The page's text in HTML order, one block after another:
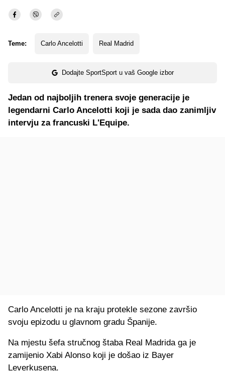
Teme: Carlo Ancelotti Real Madrid
Dodajte SportSport u vaš Google izbor
Jedan od najboljih trenera svoje generacije je
legendarni Carlo Ancelotti koji je sada dao zanimljiv
intervju za francuski L'Equipe.
Carlo Ancelotti je na kraju protekle sezone završio
svoju epizodu u glavnom gradu Španije.
Na mjestu šefa stručnog štaba Real Madrida ga je
zamijenio Xabi Alonso koji je došao iz Bayer
Leverkusena.